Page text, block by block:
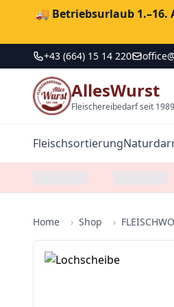
🚚 Betriebsurlaub 1.–16.
+43 (664) 15 14 220
AllesWurst
Fleischereibedarf seit 1989
Fleischsortierung
Home › Shop ›